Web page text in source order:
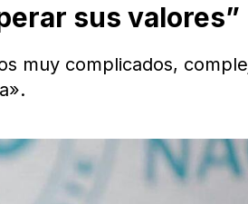
sus valores”
muy complicados,